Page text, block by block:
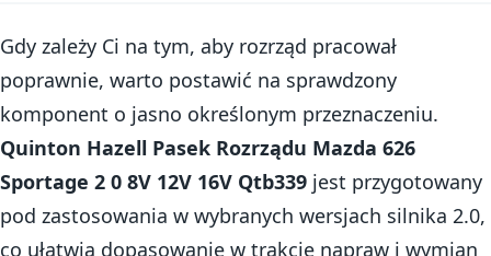
Gdy zależy Ci na tym, aby rozrząd pracował
poprawnie, warto postawić na sprawdzony
komponent o jasno określonym przeznaczeniu.
Quinton Hazell Pasek Rozrządu Mazda 626
Sportage 2 0 8V 12V 16V Qtb339 jest przygotowany
pod zastosowania w wybranych wersjach silnika 2.0,
co ułatwia dopasowanie w trakcie napraw i wymian